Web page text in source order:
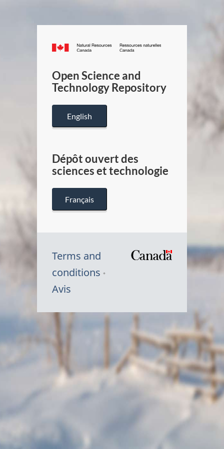
Canada.ca
/
Canada
Open Science and
Technology Repository
English
Dépôt ouvert des
sciences et technologie
Français
Terms and
conditions
Avis
Symbole
Canada